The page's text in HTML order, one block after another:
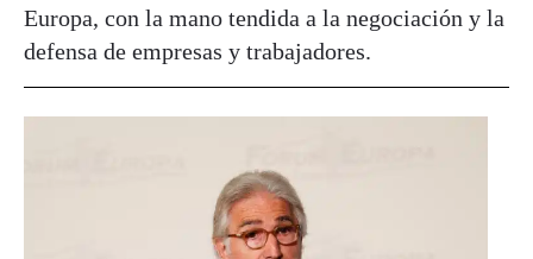
Europa, con la mano tendida a la negociación y la
defensa de empresas y trabajadores.